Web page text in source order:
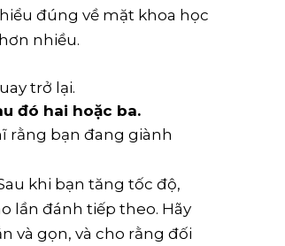
đúng về mặt khoa học
nhiều.
trở lại.
đó hai hoặc ba.
rằng bạn đang giành
khi bạn tăng tốc độ,
lần đánh tiếp theo. Hãy
và gọn, và cho rằng đối